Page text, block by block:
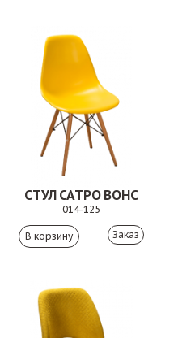
СТУЛ САТРО ВОНС
014-125
Заказ